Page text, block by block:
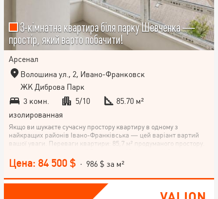
3-кімнатна квартира біля парку Шевченка —
простір, який варто побачити!
Арсенал
Волошина ул., 2, Ивано-Франковск
ЖК Диброва Парк
3 комн.
5/10
85.70 м²
изолированная
Якщо ви шукаєте сучасну простору квартиру в одному з
найкращих районів Івано-Франківська — цей варіант вартий
вашої уваги. Переваги квартири: 85,7 м² продуманого простору.
введений в експлуатацію. Індивідуальне опалення. Панорамні
вікна та простора лоджія. Комора 3,3 м² між поверхами вже
входить у вартість. Особливу цінність додає локація — поруч
парк Шевченка, міське озеро, школи, дитячі садки, магазини та
вся необхідна інфраструктура. Телефонуйте — із задоволенням
Цена: 84 500 $ · 986 $ за м²